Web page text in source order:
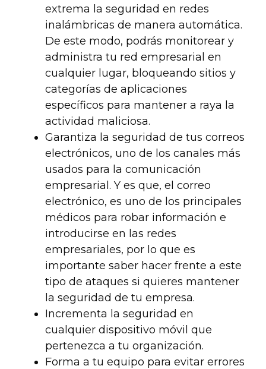
extrema la seguridad en redes
inalámbricas de manera automática.
De este modo, podrás monitorear y
administra tu red empresarial en
cualquier lugar, bloqueando sitios y
categorías de aplicaciones
específicos para mantener a raya la
actividad maliciosa.
Garantiza la seguridad de tus correos
electrónicos, uno de los canales más
usados para la comunicación
empresarial. Y es que, el correo
electrónico, es uno de los principales
médicos para robar información e
introducirse en las redes
empresariales, por lo que es
importante saber hacer frente a este
tipo de ataques si quieres mantener
la seguridad de tu empresa.
Incrementa la seguridad en
cualquier dispositivo móvil que
pertenezca a tu organización.
Forma a tu equipo para evitar errores